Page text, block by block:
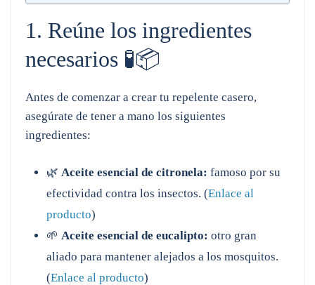
1. Reúne los ingredientes
necesarios 🧪📦
Antes de comenzar a crear tu repelente casero,
asegúrate de tener a mano los siguientes
ingredientes:
🌿 Aceite esencial de citronela: famoso por su
efectividad contra los insectos. (Enlace al
producto)
🌱 Aceite esencial de eucalipto: otro gran
aliado para mantener alejados a los mosquitos.
(Enlace al producto)